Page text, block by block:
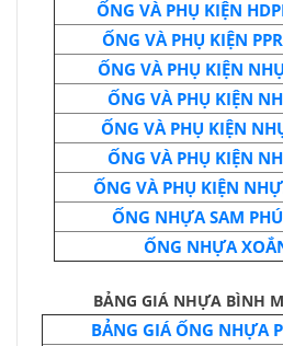
ỐNG VÀ PHỤ KIỆN
ỐNG VÀ PHỤ KIỆN
ỐNG VÀ PHỤ KIỆN
ỐNG VÀ PHỤ KIỆN
ỐNG VÀ PHỤ KIỆN
ỐNG VÀ PHỤ KIỆN
ỐNG VÀ PHỤ KIỆN
ỐNG NHỰA SAM
ỐNG NHỰA
BẢNG GIÁ NHỰA BÌNH
BẢNG GIÁ ỐNG NHỰA